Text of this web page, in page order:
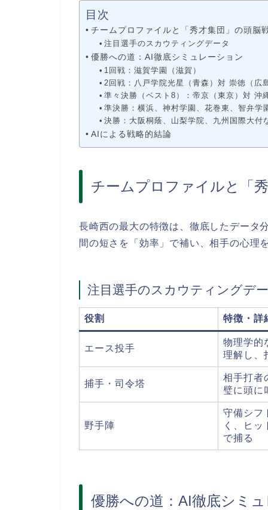
目次
チームプロファイルと「秀才集団」の頭脳
注目選手のスカウティングデータ
優勝への道：AI徹底シミュレーション
1回戦：滋賀学園（滋賀）
2回戦：八戸学院光星（青森）対 崇徳（広
準々決勝（ベスト8）：帝京（東京）対 沖
準決勝：横浜、神村学園、花巻東、智弁学
決勝：大阪桐蔭、山梨学院、九州国際大付
AIによる戦略的結論
チームプロファイルと「
長崎西の最大の特徴は、徹底したデータ
間の短さを「効率」で補い、相手の心理
注目選手のスカウティングデ
役割 特徴・詳
エース投手
物理学的
理解し、
捕手・司令塔
相手打者
璧に頭に
野手陣
守備シフ
く、ヒッ
で捕る
優勝への道：AI徹底シミ